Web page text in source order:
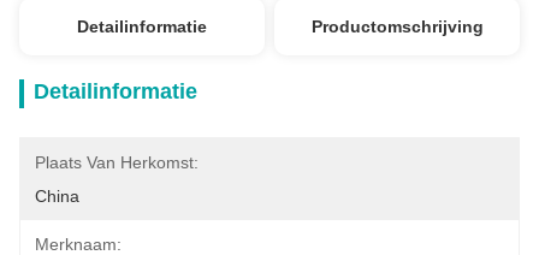
Detailinformatie Productomschrijving
Detailinformatie
Plaats Van Herkomst:
China
Merknaam: